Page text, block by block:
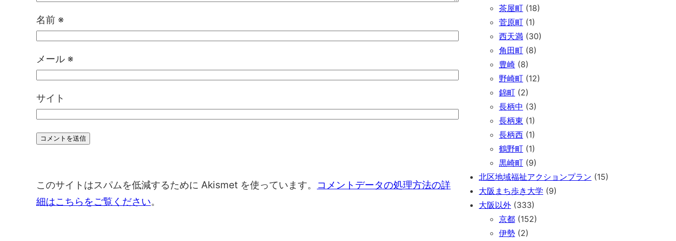
名前 ※
メール ※
サイト
このサイトはスパムを低減するために Akismet を使っています。
コメントデータの処理方法の詳
細はこちらをご覧ください。
茶屋町 (18)
菅原町 (1)
西天満 (30)
角田町 (8)
豊崎 (8)
野崎町 (12)
錦町 (2)
長柄中 (3)
長柄東 (1)
長柄西 (1)
鶴野町 (1)
黒崎町 (9)
北区地域福祉アクションプラン (15)
大阪まち歩き大学 (9)
大阪以外 (333)
京都 (152)
伊勢 (2)